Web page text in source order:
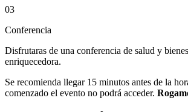
03
Conferencia
Disfrutaras de una conferencia de salud y
enriquecedora.
Se recomienda llegar 15 minutos antes de la
comenzado el evento no podrá acceder.